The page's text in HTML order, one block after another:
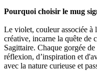
Pourquoi choisir le mug
Le violet, couleur associée à
créative, incarne la quête de
Sagittaire. Chaque gorgée
réflexion, d’inspiration et
avec la nature curieuse et